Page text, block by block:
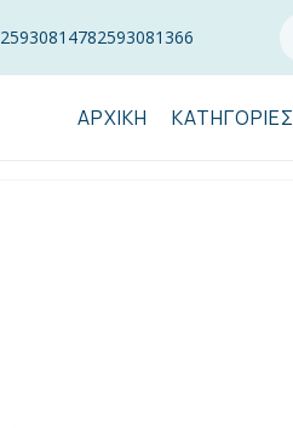
25930814782593081366
ΑΡΧΙΚΉ ΚΑΤΗΓΟΡΊΕΣ